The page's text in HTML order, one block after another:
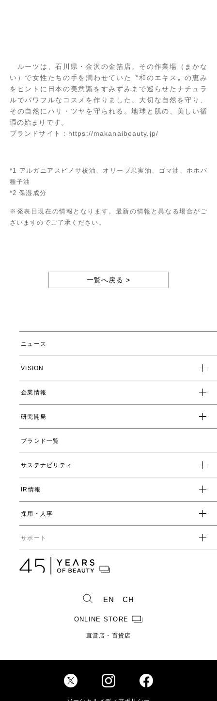
ルーツは、石川県・金沢の金箔店。その作業場（まかな
い）で女性たちの手を潤わせていた〝和のエキス〟の恵み
をヒントに日本の美意識をすみずみまで巡らせたナチュラ
ルでパワフルなコスメを作りました。大切な自然を守り、
その自然にハリ・ツヤを守られる。地球と肌の、美しい循
環の始まりです。
ブランドサイト： https://makanaibeauty.jp/
*1 アルガニアスピノサ核油、オリーブ果実油、ゴマ油、ホホバ
種子油
*2 保湿成分
※発表日現在の情報となります。最新の情報と異なる場合がご
ざいますのでご了承ください。
一覧へ戻る >
ニュース
VISION
企業スローガン
クレド
企業情報
トップメッセージ
会社概要
数字で見るヤーマン
受賞一覧
直営店・百貨店
研究開発
ヤーマンの研究開発とは
ヤーマンの技術
開発ストーリー
ブランド一覧
サステナビリティ
環境
社会
IR情報
経営方針
コーポレートガバナンス
ディスクロージャーポリシー
IRライブラリ一覧
株式情報
株式概要
Investor Relations
採用・人事
人事からのメッセージ
数字で見るヤーマン
製品ができるまで
サポート
カタログ・取扱説明書
EN CH
ONLINE STORE
直営店・百貨店